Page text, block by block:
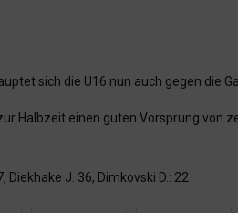
sich die U16 nun auch gegen die
Halbzeit einen guten Vorsprung von
Diekhake J. 36, Dimkovski D.: 22